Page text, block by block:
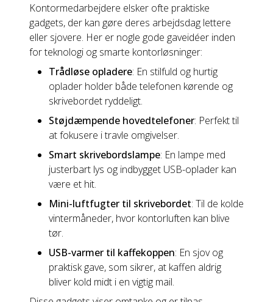
Kontormedarbejdere elsker ofte praktiske
gadgets, der kan gøre deres arbejdsdag lettere
eller sjovere. Her er nogle gode gaveidéer inden
for teknologi og smarte kontorløsninger:
Trådløse opladere: En stilfuld og hurtig
oplader holder både telefonen kørende og
skrivebordet ryddeligt.
Støjdæmpende hovedtelefoner: Perfekt til
at fokusere i travle omgivelser.
Smart skrivebordslampe: En lampe med
justerbart lys og indbygget USB-oplader kan
være et hit.
Mini-luftfugter til skrivebordet: Til de kolde
vintermåneder, hvor kontorluften kan blive
tør.
USB-varmer til kaffekoppen: En sjov og
praktisk gave, som sikrer, at kaffen aldrig
bliver kold midt i en vigtig mail.